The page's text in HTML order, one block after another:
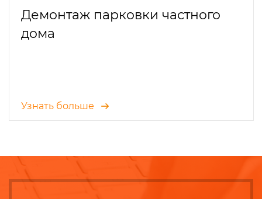
Демонтаж парковки частного
дома
Узнать больше